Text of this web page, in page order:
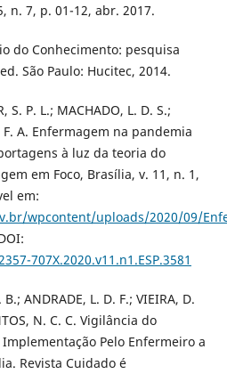
n. 7, p. 01-12, abr. 2017.
do Conhecimento: pesquisa
São Paulo: Hucitec, 2014.
S. P. L.; MACHADO, L. D. S.;
F. A. Enfermagem na pandemia
à luz da teoria do
em Foco, Brasília, v. 11, n. 1,
em:
wpcontent/uploads/2020/09/
707X.2020.v11.n1.ESP.3581
ANDRADE, L. D. F.; VIEIRA, D.
N. C. C. Vigilância do
Pelo Enfermeiro a
Revista Cuidado é